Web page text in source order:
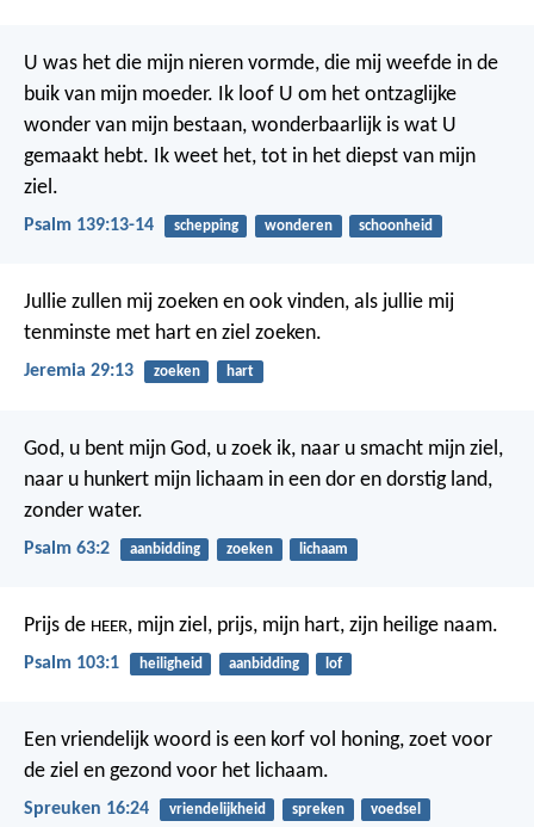
U was het die mijn nieren vormde, die mij weefde in de
buik van mijn moeder. Ik loof U om het ontzaglijke
wonder van mijn bestaan, wonderbaarlijk is wat U
gemaakt hebt. Ik weet het, tot in het diepst van mijn
ziel.
Psalm 139:13-14 schepping wonderen schoonheid
Jullie zullen mij zoeken en ook vinden, als jullie mij
tenminste met hart en ziel zoeken.
Jeremia 29:13 zoeken hart
God, u bent mijn God, u zoek ik, naar u smacht mijn ziel,
naar u hunkert mijn lichaam in een dor en dorstig land,
zonder water.
Psalm 63:2 aanbidding zoeken lichaam
Prijs de HEER, mijn ziel, prijs, mijn hart, zijn heilige naam.
Psalm 103:1 heiligheid aanbidding lof
Een vriendelijk woord is een korf vol honing, zoet voor
de ziel en gezond voor het lichaam.
Spreuken 16:24 vriendelijkheid spreken voedsel